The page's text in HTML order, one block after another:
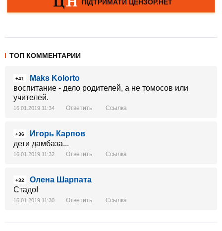
ТОП КОММЕНТАРИИ
+41
Maks Kolorto
воспитание - дело родителей, а не томосов или
учителей.
16.01.2019 11:34 Ответить Ссылка
+36
Игорь Карпов
дети дамбаза...
16.01.2019 11:32 Ответить Ссылка
+32
Олена Шарпата
Стадо!
16.01.2019 11:30 Ответить Ссылка